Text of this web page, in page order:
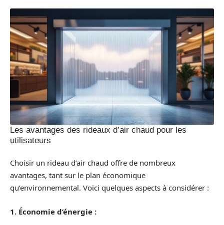
Les avantages des rideaux d’air chaud pour les
utilisateurs
Choisir un rideau d’air chaud offre de nombreux
avantages, tant sur le plan économique
qu’environnemental. Voici quelques aspects à considérer :
1. Économie d’énergie :